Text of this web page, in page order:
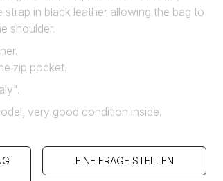
strap in black leather allowing the bag to
shoulder.
zip pocket.
very good condition inside.
EINE FRAGE STELLEN